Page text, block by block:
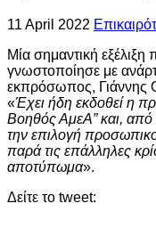
11 April 2022
Μία σημαντική
γνωστοποίησε με
εκπρόσωπος, Γιάννης
«Έχει ήδη εκδοθεί η
Βοηθός ΑμεΑ” και, από
την επιλογή
παρά τις επάλληλες
αποτύπωμα».
Δείτε το tweet: